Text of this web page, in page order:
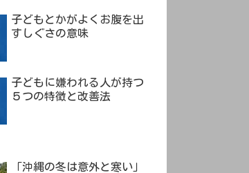
子どもとかがよくお腹を出
すしぐさの意味
子どもに嫌われる人が持つ
５つの特徴と改善法
「沖縄の冬は意外と寒い」